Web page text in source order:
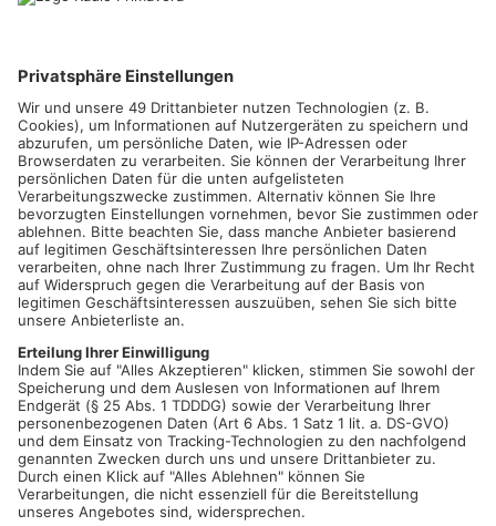
BRUCHKÖBEL.In Bruchköbel hat ein Bankmitarbeiter einen
Rentner vor einem hohen Verlust bewahrt. Der 90-Jährige war
Opfer einer gängigen Betrugsmasche geworden und sollte
angeblich Kaution für ein Familienmitglied zahlen. Ein Mann
holte ihn von daheim ab und fuhr den Rentner zur Bank. Dort
schöpfte ein Mitarbeiter der Filiale Verdacht und verweigerte
dem Mann den Zugriff auf sein Schließfach. Ohne Geld fuhr der
Unbekannte den Hochbetagten dann zurück und flüchtete. Die
Kripo sucht jetzt nach ihm.
Artikel teilen
ANZEIGE